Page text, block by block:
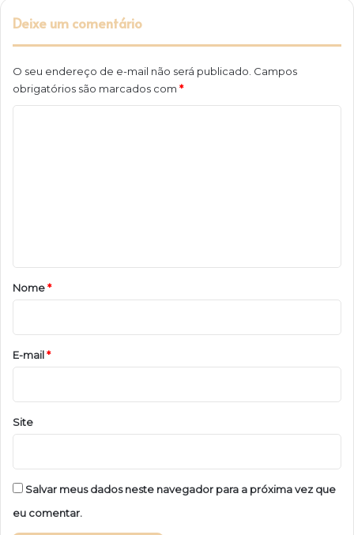
Deixe um comentário
O seu endereço de e-mail não será publicado. Campos
obrigatórios são marcados com *
r
o
*
Nome*
E-mail*
Site
Salvar meus dados neste navegador para a próxima vez que
eu comentar.